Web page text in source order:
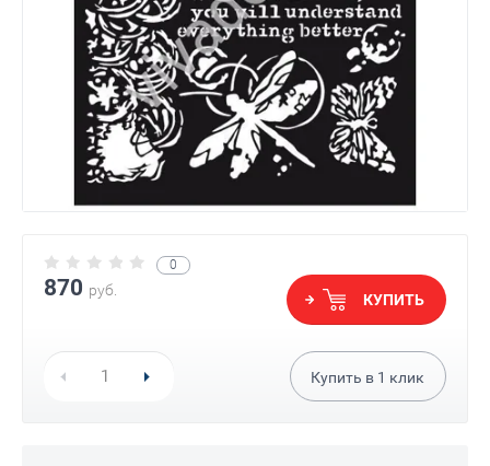
0
870 руб.
КУПИТЬ
Купить в 1 клик